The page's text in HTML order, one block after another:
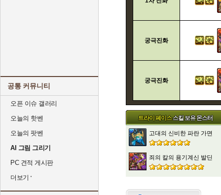
공통 커뮤니티
오픈 이슈 갤러리
오늘의 핫벤
오늘의 팟벤
AI 그림 그리기
PC 견적 게시판
더보기
궁극진화
궁극진화
트라이 페이스스킬 보유 몬스터
고대의 신비한 파란 가면
죄의 칼의 용기계신 발딘